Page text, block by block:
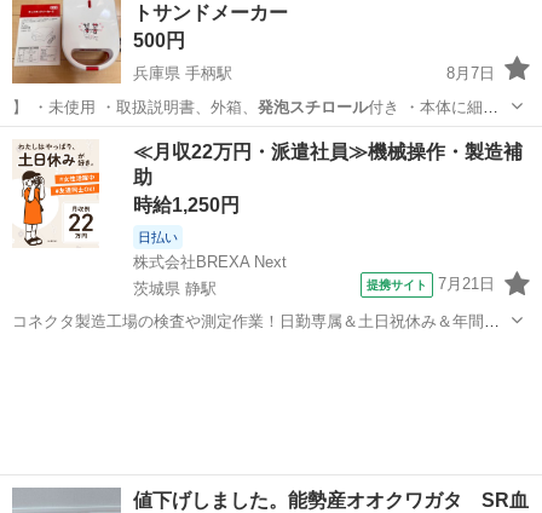
トサンドメーカー
500円
兵庫県 手柄駅
8月7日
】 ・未使用 ・取扱説明書、外箱、 発泡スチロール付き ・本体に細か
なキズや汚れがあ…
兵庫 姫路市 手柄駅 調理器具
≪月収22万円・派遣社員≫機械操作・製造補
助
時給1,250円
日払い
株式会社BREXA Next
茨城県 静駅
提携サイト 7月21日
コネクタ製造工場の検査や測定作業！日勤専属＆土日祝休み＆年間休
値下げしました。能勢産オオクワガタ SR血